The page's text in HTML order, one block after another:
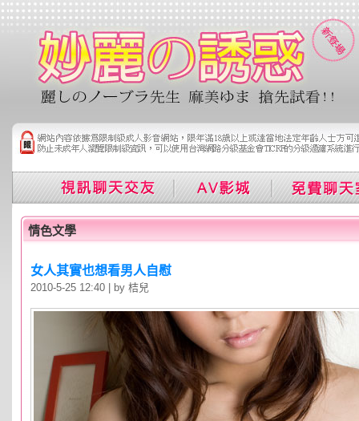
情色文學
女人其實也想看男人自慰
2010-5-25 12:40 | by 桔兒